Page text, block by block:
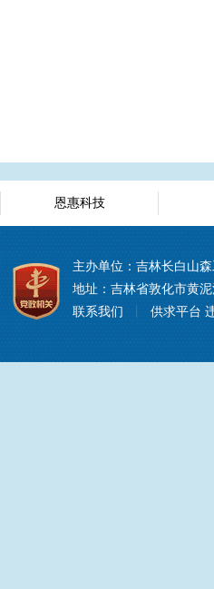
恩惠科技
主办单位：吉林长白山
地址：吉林省敦化市黄
联系我们
供求平台